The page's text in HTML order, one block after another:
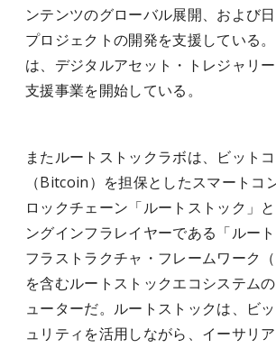
ンテンツのグローバル展開、および
プロジェクトの開発を支援している
は、デジタルアセット・トレジャリ
支援事業を開始している。
またルートストックラボは、ビット
（Bitcoin）を担保としたスマートコ
ロックチェーン「ルートストック」
ングインフラレイヤーである「ルー
フラストラクチャ・フレームワーク
を含むルートストックエコシステム
ューターだ。ルートストックは、ビ
ュリティを活用しながら、イーサリ